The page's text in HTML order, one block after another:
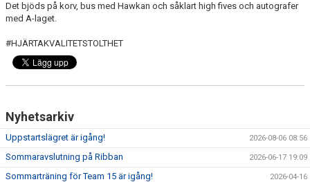
Det bjöds på korv, bus med Hawkan och såklart high fives och autografer
med A-laget.
#HJÄRTAKVALITETSTOLTHET
Nyhetsarkiv
Uppstartslägret är igång! 2026-08-06 08:56
Sommaravslutning på Ribban 2026-06-17 19:09
Sommarträning för Team 15 är igång! 2026-04-16